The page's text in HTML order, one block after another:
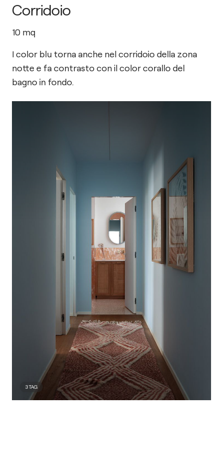
Corridoio
10 mq
I color blu torna anche nel corridoio della zona
notte e fa contrasto con il color corallo del
bagno in fondo.
3TAG